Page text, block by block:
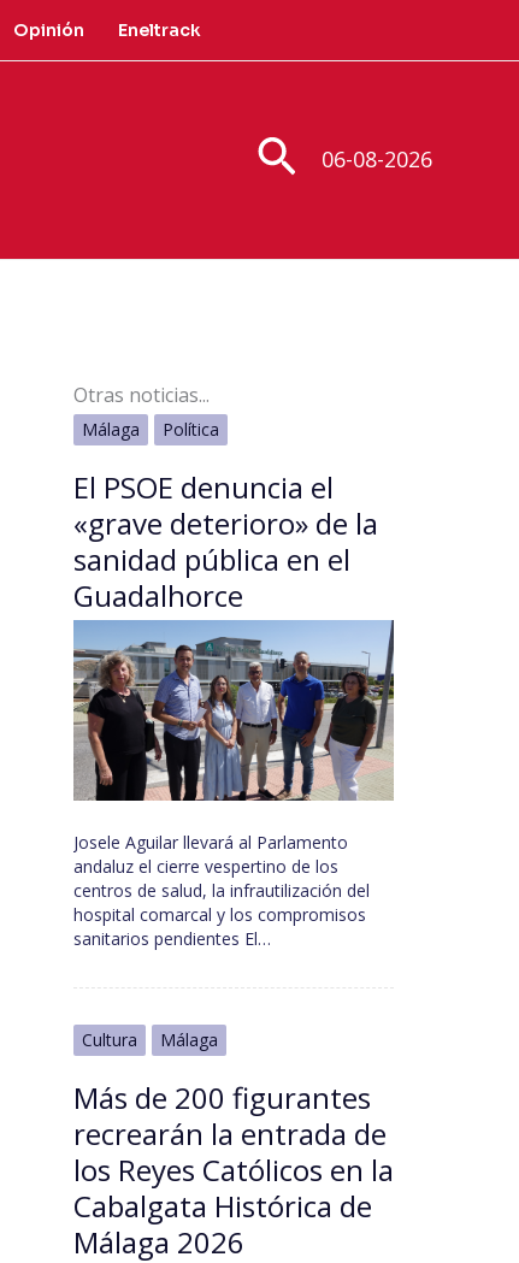
Opinión Eneltrack
Buscar
06-08-2026
Otras noticias...
Málaga Política
El PSOE denuncia el
«grave deterioro» de la
sanidad pública en el
Guadalhorce
Josele Aguilar llevará al Parlamento
andaluz el cierre vespertino de los
centros de salud, la infrautilización del
hospital comarcal y los compromisos
sanitarios pendientes El…
Cultura Málaga
Más de 200 figurantes
recrearán la entrada de
los Reyes Católicos en la
Cabalgata Histórica de
Málaga 2026